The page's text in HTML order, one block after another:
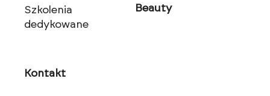
Szkolenia
dedykowane
Kontakt
Beauty